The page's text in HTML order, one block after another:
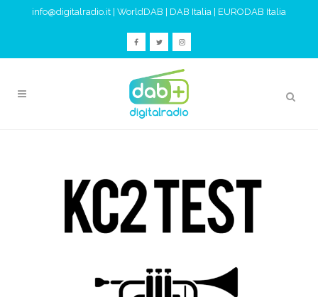
info@digitalradio.it WorldDAB DAB Italia EURODAB Italia